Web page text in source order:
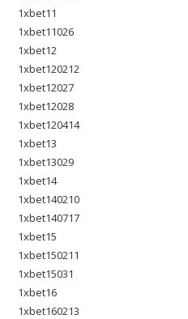
1xbet11
1xbet11026
1xbet12
1xbet120212
1xbet12027
1xbet12028
1xbet120414
1xbet13
1xbet13029
1xbet14
1xbet140210
1xbet140717
1xbet15
1xbet150211
1xbet15031
1xbet16
1xbet160213